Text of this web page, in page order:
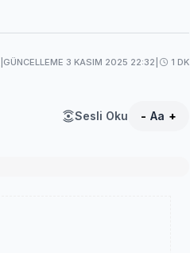
GÜNCELLEME 3 KASIM 2025 22:32 1 DK
Sesli Oku - Aa +